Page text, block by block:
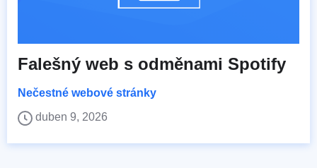
Falešný web s odměnami Spotify
Nečestné webové stránky
duben 9, 2026